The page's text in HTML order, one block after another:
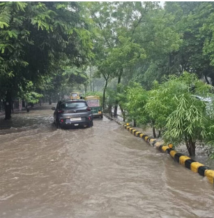
کو اتر پردیش کی کابینہ سے بھی
منظوری مل چکی ہے۔ مرکزی منظوری کے بعد، NMRC نے ان
شروع کرنے کے لیے تقریباً چھ ماہ قبل
ٹینڈر کی آخری تاریخ میں دو بار توسیع کی
ایجنسی کا انتخاب کر لیا گیا ہے۔این
نے بتایا کہ دونوں راستوں پر کام
این ٹی نامی ایجنسی کا انتخاب کیا گیا
راستوں پر تعمیراتی کام کرے گی۔
کام کے لیے منتخب کردہ ایجنسی لارسن
اینڈ ٹوبرو (L&T) ہے۔ سول ورک کی تخمینہ لاگت 1,200 کروڑ
بنائے جائیں گے۔ ان میں
سیکٹر-38A بوٹینیکل گارڈن، سیکٹر-44، نوئیڈا آفس، سیکٹر-96،
سیکٹر-97، سیکٹر-105، سیکٹر-108، سیکٹر-93، اور پنچشیل